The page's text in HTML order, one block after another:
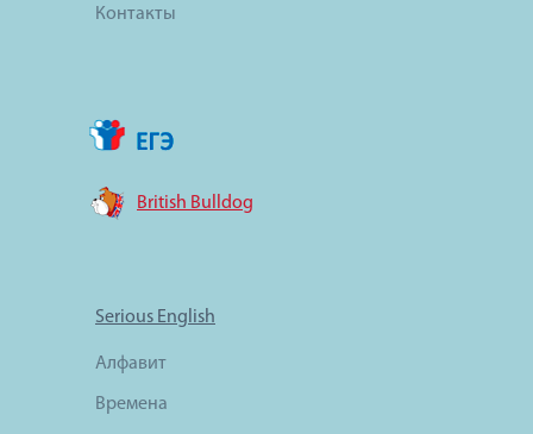
Контакты
British Bulldog
Serious English
Алфавит
Времена